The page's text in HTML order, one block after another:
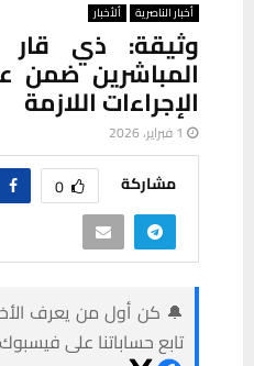
أخبار الناصرية ألأخبار
وثيقة: ذي قار
الإجراءات اللازمة
1 فبراير، 2026
مشاركة 0
🔔 كن أول من يعرف
تابع حساباتنا على